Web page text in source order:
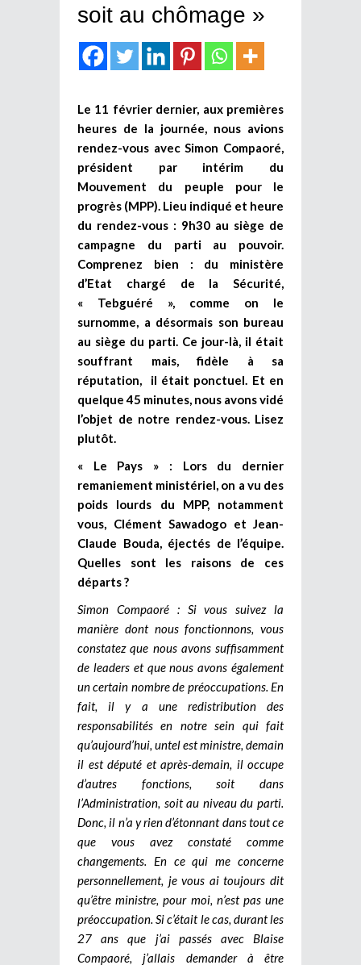
soit au chômage »
Le 11 février dernier, aux premières
heures de la journée, nous avions
rendez-vous avec Simon Compaoré,
président par intérim du
Mouvement du peuple pour le
progrès (MPP). Lieu indiqué et heure
du rendez-vous : 9h30 au siège de
campagne du parti au pouvoir.
Comprenez bien : du ministère
d’Etat chargé de la Sécurité,
« Tebguéré », comme on le
surnomme, a désormais son bureau
au siège du parti. Ce jour-là, il était
souffrant mais, fidèle à sa
réputation, il était ponctuel. Et en
quelque 45 minutes, nous avons vidé
l’objet de notre rendez-vous. Lisez
plutôt.
« Le Pays » : Lors du dernier
remaniement ministériel, on a vu des
poids lourds du MPP, notamment
vous, Clément Sawadogo et Jean-
Claude Bouda, éjectés de l’équipe.
Quelles sont les raisons de ces
départs ?
Simon Compaoré : Si vous suivez la
manière dont nous fonctionnons, vous
constatez que nous avons suffisamment
de leaders et que nous avons également
un certain nombre de préoccupations. En
fait, il y a une redistribution des
responsabilités en notre sein qui fait
qu’aujourd’hui, untel est ministre, demain
il est député et après-demain, il occupe
d’autres fonctions, soit dans
l’Administration, soit au niveau du parti.
Donc, il n’a y rien d’étonnant dans tout ce
que vous avez constaté comme
changements. En ce qui me concerne
personnellement, je vous ai toujours dit
qu’être ministre, pour moi, n’est pas une
préoccupation. Si c’était le cas, durant les
27 ans que j’ai passés avec Blaise
Compaoré, j’allais demander à être